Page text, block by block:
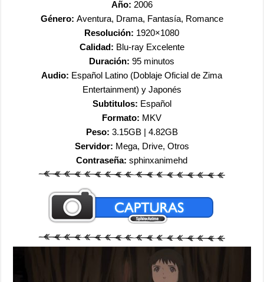
Año: 2006
Género: Aventura, Drama, Fantasía, Romance
Resolución: 1920×1080
Calidad: Blu-ray Excelente
Duración: 95 minutos
Audio: Español Latino (Doblaje Oficial de Zima
Entertainment) y Japonés
Subtitulos: Español
Formato: MKV
Peso: 3.15GB | 4.82GB
Servidor: Mega, Drive, Otros
Contraseña: sphinxanimehd